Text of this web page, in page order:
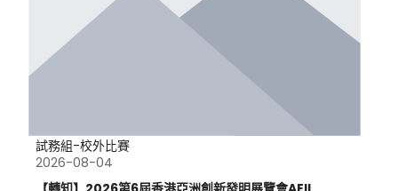
試務組-校外比賽
2026-08-04